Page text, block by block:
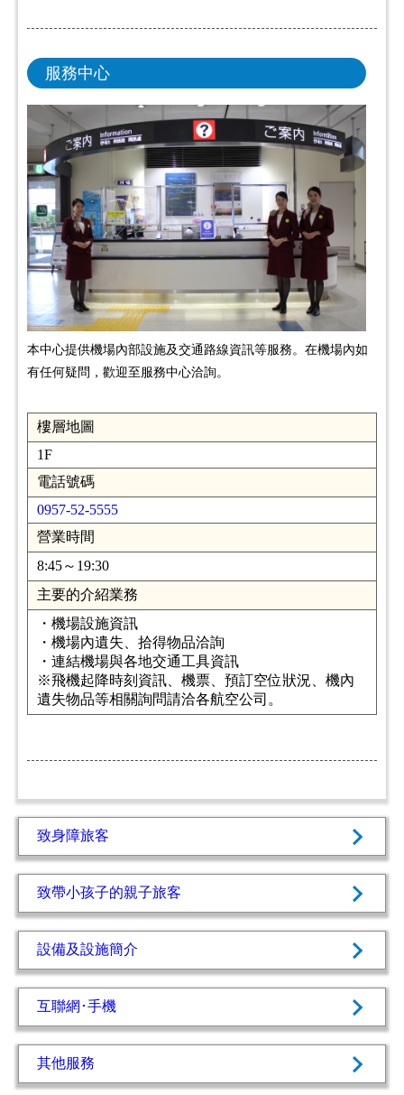
服務中心
本中心提供機場內部設施及交通路線資訊等服務。在機場內如
有任何疑問，歡迎至服務中心洽詢。
樓層地圖
1F
電話號碼
0957-52-5555
營業時間
8:45～19:30
主要的介紹業務
・機場設施資訊
・機場內遺失、拾得物品洽詢
・連結機場與各地交通工具資訊
※飛機起降時刻資訊、機票、預訂空位狀況、機內
遺失物品等相關詢問請洽各航空公司。
致身障旅客
致帶小孩子的親子旅客
設備及設施簡介
互聯網･手機
其他服務